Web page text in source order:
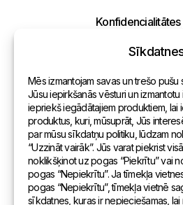
Kontakti
Vispārēja
Pārstāvniecības
Adrese
Andreja Pumpura iela 104B,
Mēs izmantojam savas un trešo pušu
Jūsu iepirkšanās vēsturi un
iepriekš iegādātajiem produktiem, lai
produktus, kuri, mūsuprāt, Jūs
par mūsu sīkdatņu politiku, lūdzam
“Uzzināt vairāk”. Jūs varat piekrist
noklikšķinot uz pogas “Piekrītu” vai
pogas “Nepiekrītu”. Ja tīmekļa
pogas “Nepiekrītu”, tīmekļa vietnē
sīkdatnes, kuras ir nepieciešamas,